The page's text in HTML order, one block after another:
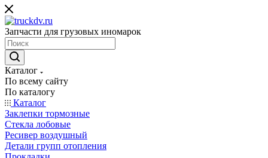
Запчасти для грузовых иномарок
Каталог
По всему сайту
По каталогу
Каталог
Заклепки тормозные
Стекла лобовые
Ресивер воздушный
Детали групп отопления